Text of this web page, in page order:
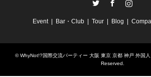
Event Bar・Club Tour Blog
©WhyNot!?国際交流パーティー 大阪 東京 京都 神戸 外国人
Reserved.